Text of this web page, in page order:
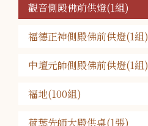
觀音側殿佛前供燈(1組)
福德正神側殿佛前供燈(1組)
中壇元帥側殿佛前供燈(1組)
福地(100組)
荷葉先師大殿供桌(1張)